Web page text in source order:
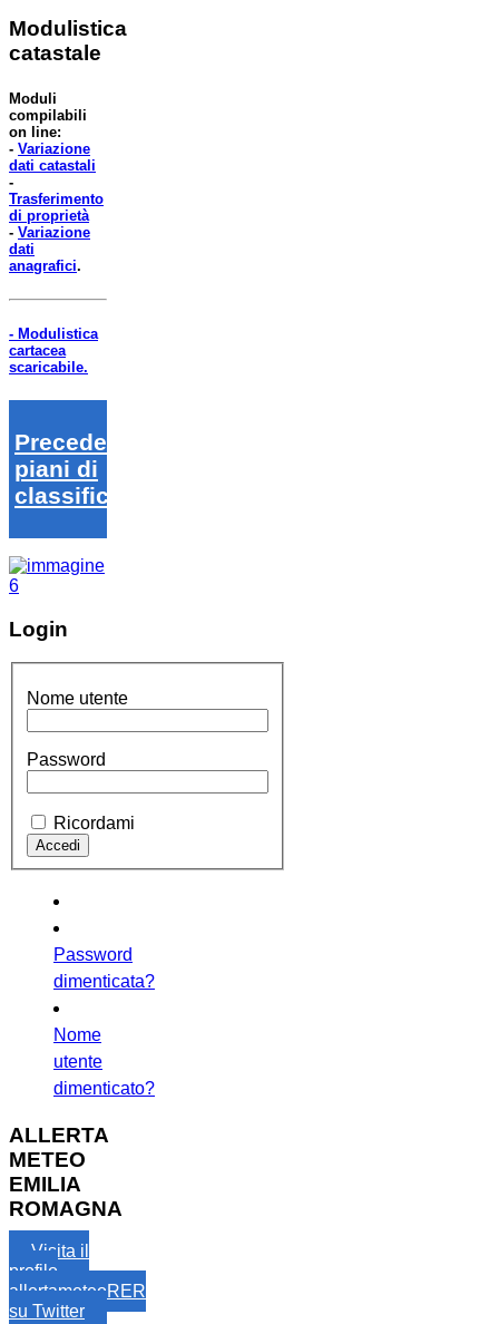
Modulistica
catastale
Moduli
compilabili
on line:
- Variazione
dati catastali
-
Trasferimento
di proprietà
- Variazione
dati
anagrafici.
- Modulistica
cartacea
scaricabile.
Precedenti
piani di
classifica
Login
Nome utente
Password
Ricordami
Password
dimenticata?
Nome
utente
dimenticato?
ALLERTA
METEO
EMILIA
ROMAGNA
Visita il
profilo
allertameteoRER
su Twitter